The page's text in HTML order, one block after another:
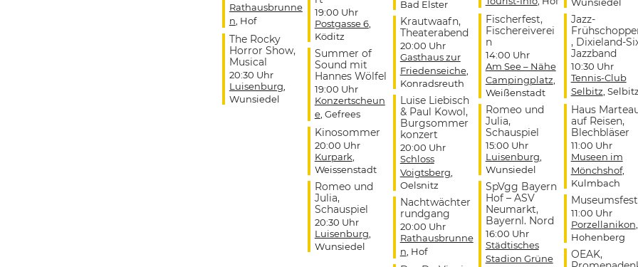
Rathausbrunne
n , Hof
The Rocky
Horror Show,
Musical
20:30 Uhr
Luisenburg
Wunsiedel
19:00 Uhr
Postgasse 6,
Köditz
Summer of
Sound mit
Hannes Wölfel
19:00 Uhr
Konzertscheun
e, Gefrees
Kinosommer
20:00 Uhr
Kurpark
Weissenstadt
Romeo und
Julia,
Schauspiel
20:30 Uhr
Luisenburg
Wunsiedel
Bad Elster
Krautwaafn,
Theaterabend
20:00 Uhr
Gasthaus zur
Friedenseiche,
Konradsreuth
Luise Liebisch
& Paul Kowol,
Burgsommer
konzert
20:00 Uhr
Schloss
Voigtsberg
Oelsnitz
Nachtwächter
rundgang
20:00 Uhr
Rathausbrunne
n , Hof
Fischerfest,
Fischereiverei
n
14:00 Uhr
Am See – Nähe
Campingplatz
Weißenstadt
Romeo und
Julia,
Schauspiel
15:00 Uhr
Luisenburg
Wunsiedel
SpVgg Bayern
Hof – ASV
Neumarkt,
Bayernl. Nord
16:00 Uhr
Städtisches
Stadion Grüne
Jazz-
, Dixieland-
Jazzband
10:30 Uhr
Tennis-Club
Selbitz ,
Haus
auf Reisen,
Blechbläser
11:00 Uhr
Museen im
Mönchshof,
Kulmbach
Museumsfest
11:00 Uhr
Porzellanikon
Hohenberg
OEAK,